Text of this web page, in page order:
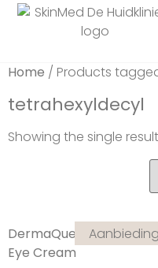
Home / Products
tetrahexyldecyl
Showing the single result
DermaQuest C Infusion
Eye Cream